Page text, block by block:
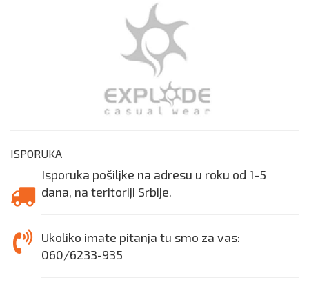
ISPORUKA
Isporuka pošiljke na adresu u roku od 1-5
dana, na teritoriji Srbije.
Ukoliko imate pitanja tu smo za vas:
060/6233-935